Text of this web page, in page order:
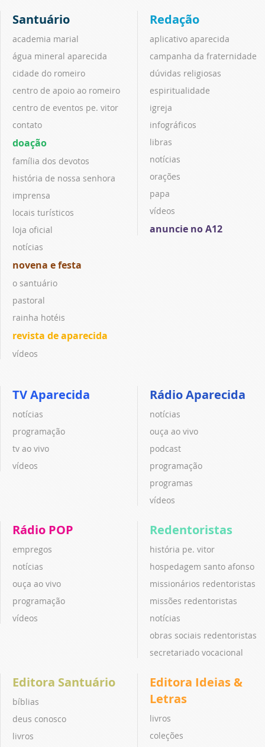
Santuário
academia marial
água mineral aparecida
cidade do romeiro
centro de apoio ao romeiro
centro de eventos pe. vitor
contato
doação
família dos devotos
história de nossa senhora
imprensa
locais turísticos
loja oficial
notícias
novena e festa
o santuário
pastoral
rainha hotéis
revista de aparecida
vídeos
Redação
aplicativo aparecida
campanha da fraternidade
dúvidas religiosas
espiritualidade
igreja
infográficos
libras
notícias
orações
papa
vídeos
anuncie no A12
TV Aparecida
notícias
programação
tv ao vivo
vídeos
Rádio Aparecida
notícias
ouça ao vivo
podcast
programação
programas
vídeos
Rádio POP
empregos
notícias
ouça ao vivo
programação
vídeos
Redentoristas
história pe. vitor
hospedagem santo afonso
missionários redentoristas
missões redentoristas
notícias
obras sociais redentoristas
secretariado vocacional
Editora Santuário
bíblias
deus conosco
livros
Editora Ideias &
Letras
livros
coleções